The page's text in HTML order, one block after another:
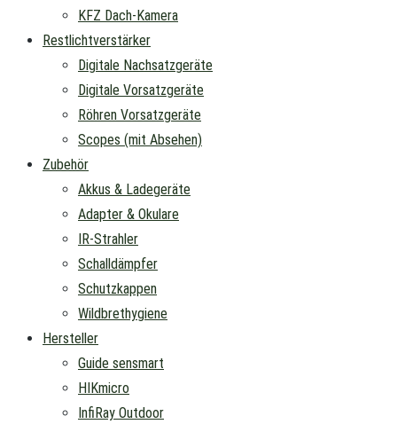
KFZ Dach-Kamera
Restlichtverstärker
Digitale Nachsatzgeräte
Digitale Vorsatzgeräte
Röhren Vorsatzgeräte
Scopes (mit Absehen)
Zubehör
Akkus & Ladegeräte
Adapter & Okulare
IR-Strahler
Schalldämpfer
Schutzkappen
Wildbrethygiene
Hersteller
Guide sensmart
HIKmicro
InfiRay Outdoor